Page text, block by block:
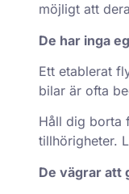
möjligt att
De har inga
Ett etablerat
bilar är ofta
Håll dig borta
tillhörigheter.
De vägrar att